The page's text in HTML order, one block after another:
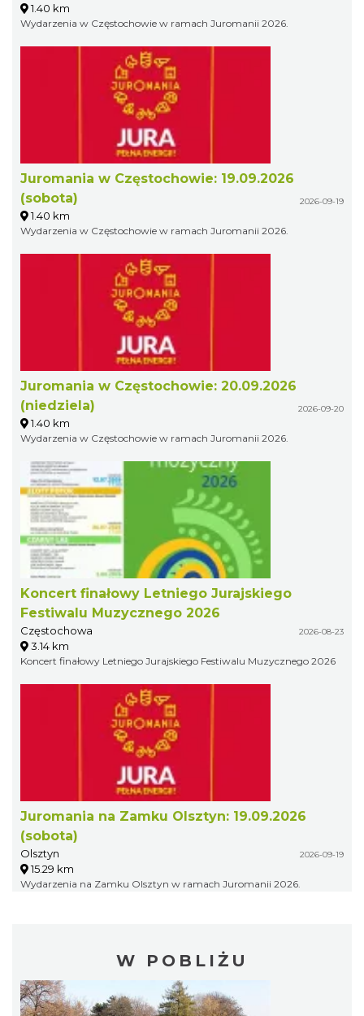
1.40 km
Wydarzenia w Częstochowie w ramach Juromanii 2026.
Juromania w Częstochowie: 19.09.2026
(sobota)
2026-09-19
1.40 km
Wydarzenia w Częstochowie w ramach Juromanii 2026.
Juromania w Częstochowie: 20.09.2026
(niedziela)
2026-09-20
1.40 km
Wydarzenia w Częstochowie w ramach Juromanii 2026.
Koncert finałowy Letniego Jurajskiego
Festiwalu Muzycznego 2026
Częstochowa 2026-08-23
3.14 km
Koncert finałowy Letniego Jurajskiego Festiwalu Muzycznego 2026
Juromania na Zamku Olsztyn: 19.09.2026
(sobota)
Olsztyn 2026-09-19
15.29 km
Wydarzenia na Zamku Olsztyn w ramach Juromanii 2026.
W POBLIŻU